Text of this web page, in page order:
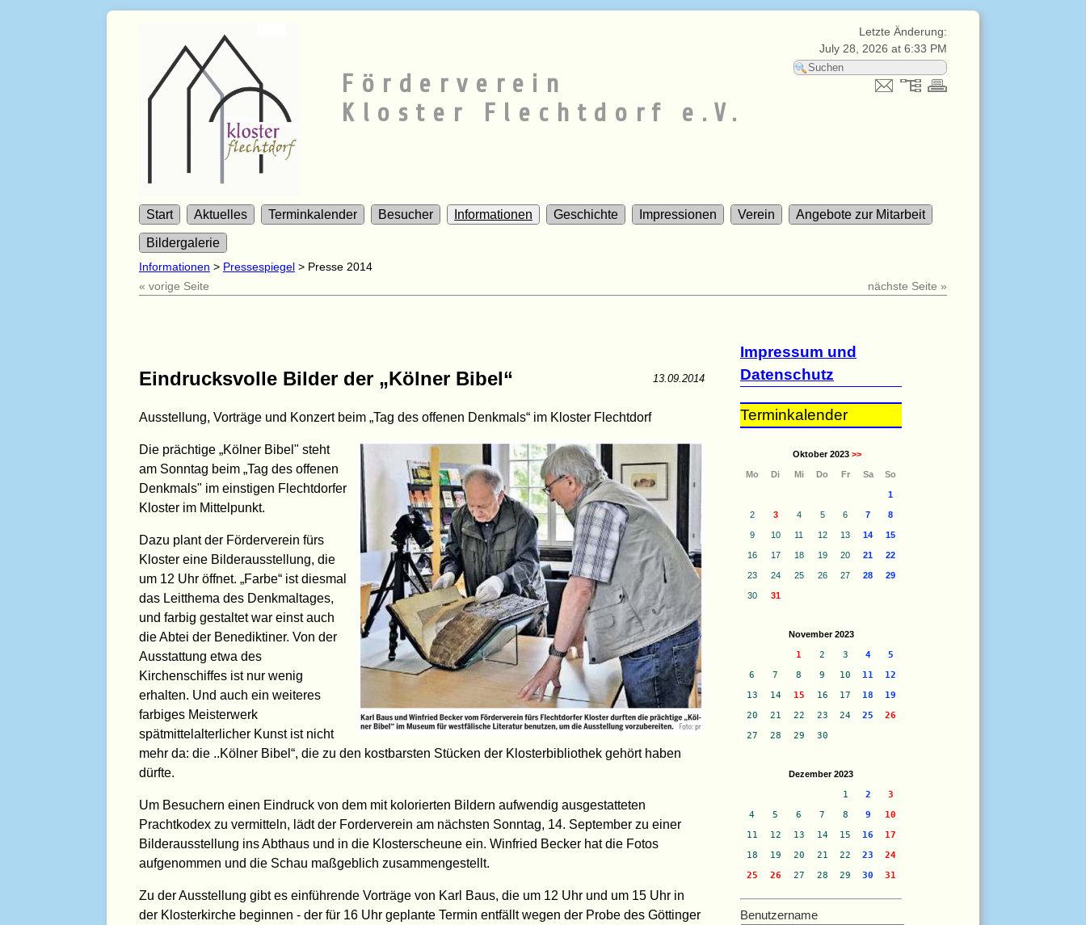
Letzte Änderung:
July 28, 2026 at 6:33 PM
Förderverein
Kloster Flechtdorf e.V.
Start Aktuelles Terminkalender Besucher Informationen Geschichte Impressionen Verein Angebote zur Mitarbeit
Bildergalerie
Informationen > Pressespiegel > Presse 2014
« vorige Seite
nächste Seite »
Eindrucksvolle Bilder der „Kölner Bibel“ 13.09.2014
Ausstellung, Vorträge und Konzert beim „Tag des offenen Denkmals“ im Kloster Flechtdorf
Die prächtige „Kölner Bibel" steht
am Sonntag beim „Tag des offenen
Denkmals" im einstigen Flechtdorfer
Kloster im Mittelpunkt.
Dazu plant der Förderverein fürs
Kloster eine Bilderausstellung, die
um 12 Uhr öffnet. „Farbe“ ist diesmal
das Leitthema des Denkmaltages,
und farbig gestaltet war einst auch
die Abtei der Benediktiner. Von der
Ausstattung etwa des
Kirchenschiffes ist nur wenig
erhalten. Und auch ein weiteres
farbiges Meisterwerk
spätmittelalterlicher Kunst ist nicht
mehr da: die ..Kölner Bibel“, die zu den kostbarsten Stücken der Klosterbibliothek gehört haben
dürfte.
Um Besuchern einen Eindruck von dem mit kolorierten Bildern aufwendig ausgestatteten
Prachtkodex zu vermitteln, lädt der Forderverein am nächsten Sonntag, 14. September zu einer
Bilderausstellung ins Abthaus und in die Klosterscheune ein. Winfried Becker hat die Fotos
aufgenommen und die Schau maßgeblich zusammengestellt.
Zu der Ausstellung gibt es einführende Vorträge von Karl Baus, die um 12 Uhr und um 15 Uhr in
der Klosterkirche beginnen - der für 16 Uhr geplante Termin entfällt wegen der Probe des Göttinger
Impressum und
Datenschutz
Terminkalender
Oktober 2023 >>
Mo Di Mi Do Fr Sa So
1
2 3 4 5 6 7 8
9 10 11 12 13 14 15
16 17 18 19 20 21 22
23 24 25 26 27 28 29
30 31
November 2023
1 2 3 4
5
6
7 8 9 10 11
12
13
14 15 16 17 18
19
20
21 22 23 24 25
26
27
28 29 30
Dezember 2023
1 2
3
4
5 6 7 8 9
10
11
12 13 14 15 16
17
18
19 20 21 22 23
24
25
26 27 28 29 30 31
Benutzername